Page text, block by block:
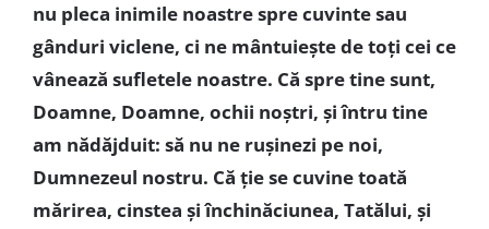
nu pleca inimile noastre spre cuvinte sau
gânduri viclene, ci ne mântuiește de toți cei ce
vânează sufletele noastre. Că spre tine sunt,
Doamne, Doamne, ochii noștri, și întru tine
am nădăjduit: să nu ne rușinezi pe noi,
Dumnezeul nostru. Că ție se cuvine toată
mărirea, cinstea și închinăciunea, Tatălui, și